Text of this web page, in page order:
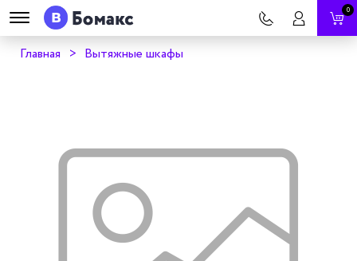
0
Главная Вытяжные шкафы